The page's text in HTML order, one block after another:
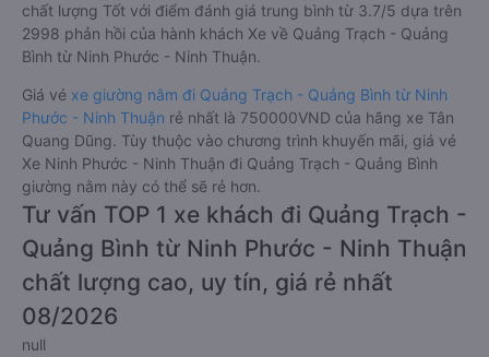
chất lượng Tốt với điểm đánh giá trung bình từ 3.7/5 dựa trên
2998 phản hồi của hành khách Xe về Quảng Trạch - Quảng
Bình từ Ninh Phước - Ninh Thuận.
Giá vé xe giường nằm đi Quảng Trạch - Quảng Bình từ Ninh
Phước - Ninh Thuận rẻ nhất là 750000VND của hãng xe Tân
Quang Dũng. Tùy thuộc vào chương trình khuyến mãi, giá vé
Xe Ninh Phước - Ninh Thuận đi Quảng Trạch - Quảng Bình
giường nằm này có thể sẽ rẻ hơn.
Tư vấn TOP 1 xe khách đi Quảng Trạch -
Quảng Bình từ Ninh Phước - Ninh Thuận
chất lượng cao, uy tín, giá rẻ nhất
08/2026
null